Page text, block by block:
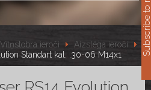
Vītņstobra ieroči
Aizslēga ieroči
Standart kal. .30-06 M14x1